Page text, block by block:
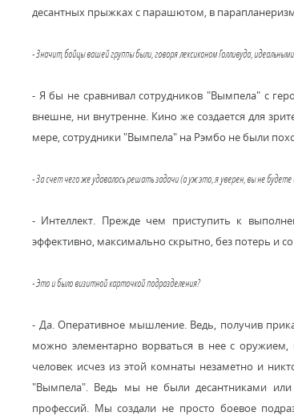
десантных прыжках с парашютом, в
- Значит, бойцы вашей группы были, говоря лексиконом Голливуда,
- Я бы не сравнивал сотрудников "Вымпела" с
внешне, ни внутренне. Кино же создается для
мере, сотрудники "Вымпела" на Рэмбо не были
- За счет чего же удавалось решать задачи (а уж это, я уверен, вы не
- Интеллект. Прежде чем приступить к
эффективно, максимально скрытно, без потерь и
- Это и было визитной карточкой подразделения?
- Да. Оперативное мышление. Ведь, получив
можно элементарно ворваться в нее с оружием,
человек исчез из этой комнаты незаметно и
"Вымпела". Ведь мы не были десантниками или
профессий. Мы создали не просто боевое